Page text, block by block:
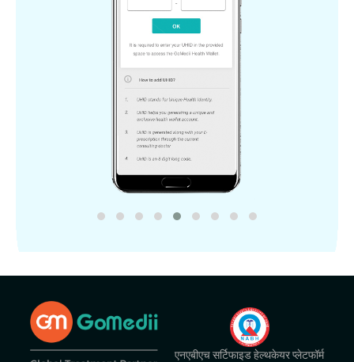
एनएबीएच सर्टिफाइड हेल्थकेयर प्लेटफॉर्म